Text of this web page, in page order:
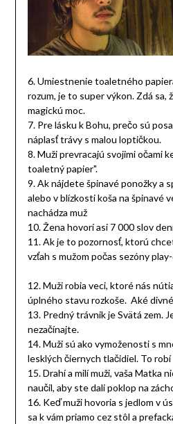
6. Umiestnenie toaletného
rozum, je to super výkon. Zdá sa,
magickú moc.
7. Pre lásku k Bohu, prečo sú
náplasť trávy s malou loptičkou.
8. Muži prevracajú svojimi očami
toaletný papier".
9. Ak nájdete špinavé ponožky a
alebo v blízkosti koša na špinavé
nachádza muž
10. Žena hovorí asi 7 000 slov
11. Ak je to pozornosť, ktorú
vzťah s mužom počas sezóny
12. Muži robia veci, ktoré nás
úplného stavu rozkoše. Aké
13. Predný trávnik je Svätá zem.
nezačínajte.
14. Muži sú ako vymoženosti s
lesklých čiernych tlačidiel. To robí
15. Drahí a milí muži, vaša Matka
naučil, aby ste dali poklop na
16. Keď muži hovoria s jedlom v
sa k vám priamo cez stôl a